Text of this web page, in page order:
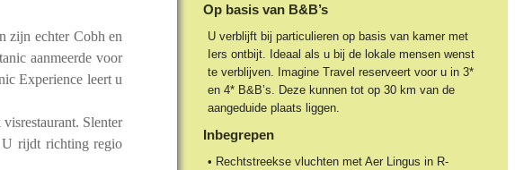
zijn echter Cobh en
aanmeerde voor
Experience leert u
Slenter
U rijdt richting regio
Op basis van B&B’s
U verblijft bij particulieren op basis van kamer met
Iers ontbijt. Ideaal als u bij de lokale mensen wenst
te verblijven. Imagine Travel reserveert voor u in 3*
en 4* B&B’s. Deze kunnen tot op 30 km van de
aangeduide plaats liggen.
Inbegrepen
• Rechtstreekse vluchten met Aer Lingus in R-